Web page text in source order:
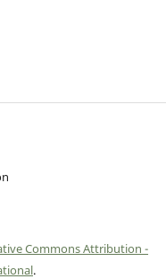
Commons Attribution -
.